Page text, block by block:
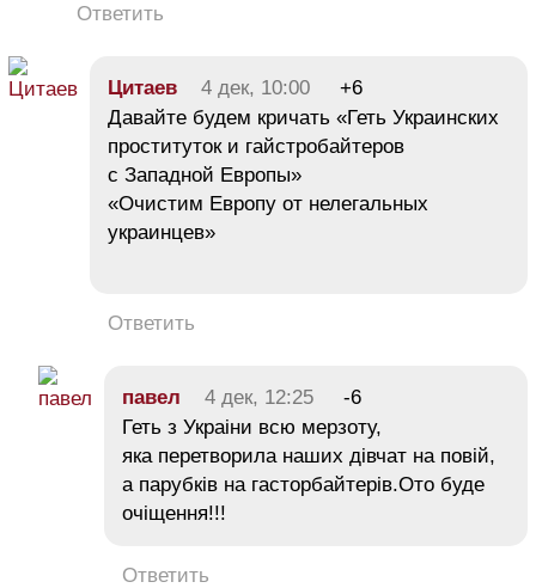
Ответить
Цитаев 4 дек, 10:00
+6
Давайте будем кричать «Геть Украинских
проституток и гайстробайтеров
с Западной Европы»
«Очистим Европу от нелегальных
украинцев»
Ответить
павел 4 дек, 12:25
-6
Геть з Украiни всю мерзоту,
яка перетворила наших дiвчат на повiй,
а парубкiв на гасторбайтерiв.Ото буде
очiщення!!!
Ответить